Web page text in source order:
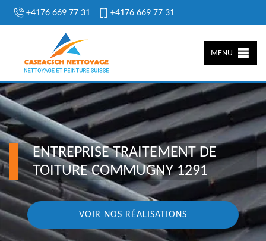
+4176 669 77 31 +4176 669 77 31
MENU
ENTREPRISE TRAITEMENT DE
TOITURE COMMUGNY 1291
VOIR NOS RÉALISATIONS